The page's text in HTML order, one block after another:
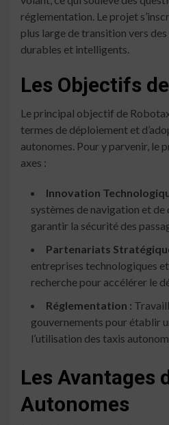
réglementation. Le projet
plus large de transition vers
durables et intelligents.
Les Objectifs
Le principal objectif de
termes de déploiement et
autonomes. Pour y parvenir, le
axes :
Innovation
systèmes de navigation et
garantir la sécurité des
Partenariats
entreprises technologiques
recherche pour accélérer le
Réglementation :
gouvernements pour établir
l’utilisation des taxis
Les Avantages
Autonomes